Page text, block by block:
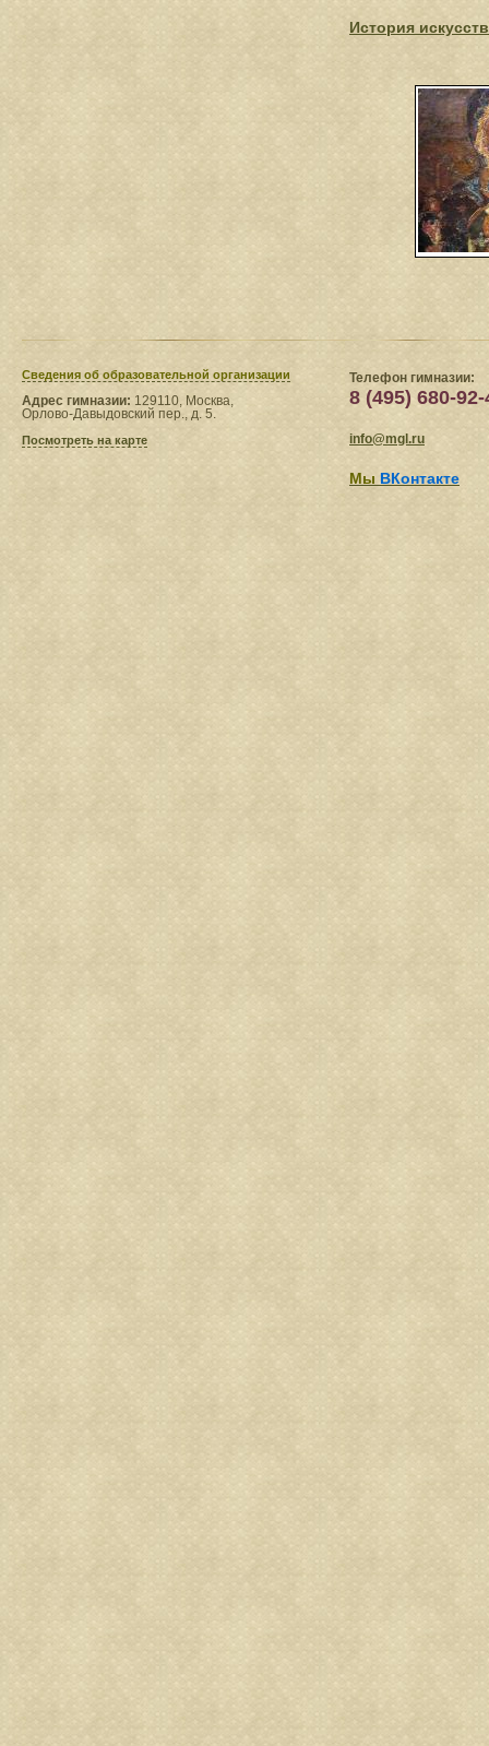
История
Сведения​ об образовательной организации
Адрес гимназии: 129110, Москва,
Орлово-Давыдовский пер., д. 5.
Посмотреть на карте
Телефон гимназии:
8 (495) 680-92-
info@mgl.ru
Мы ВКонтакте